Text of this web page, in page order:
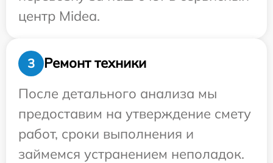
центр Midea.
3
Ремонт техники
После детального анализа мы
предоставим на утверждение смету
работ, сроки выполнения и
займемся устранением неполадок.